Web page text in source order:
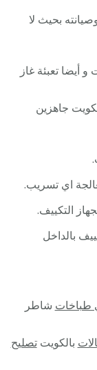
بحيث لا
أيضا تعبئة غاز
جاهزين
اي تسريب.
التكييف.
بالداخل
طباخات شاطر
بالكويتتصليح